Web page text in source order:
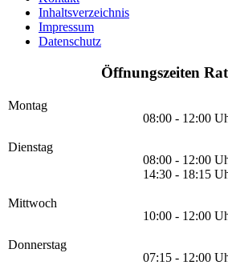
Inhaltsverzeichnis
Impressum
Datenschutz
Öffnungszeiten
Montag
08:00 - 12:00
Dienstag
08:00 - 12:00
14:30 - 18:15
Mittwoch
10:00 - 12:00
Donnerstag
07:15 - 12:00